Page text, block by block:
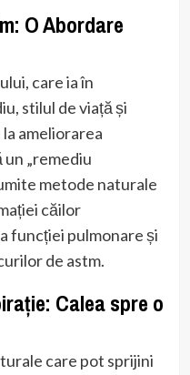
O Abordare
care ia în
stilul de viață și
ameliorarea
„remediu
metode naturale
căilor
funcției pulmonare și
de astm.
Calea spre o
care pot sprijini